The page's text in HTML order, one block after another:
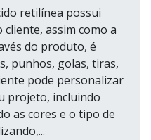
retilínea possui
assim como a
do produto, é
punhos, golas, tiras,
pode personalizar
projeto, incluindo
as cores e o tipo de